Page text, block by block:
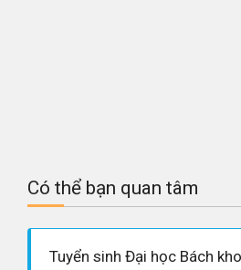
Có thể bạn quan tâm